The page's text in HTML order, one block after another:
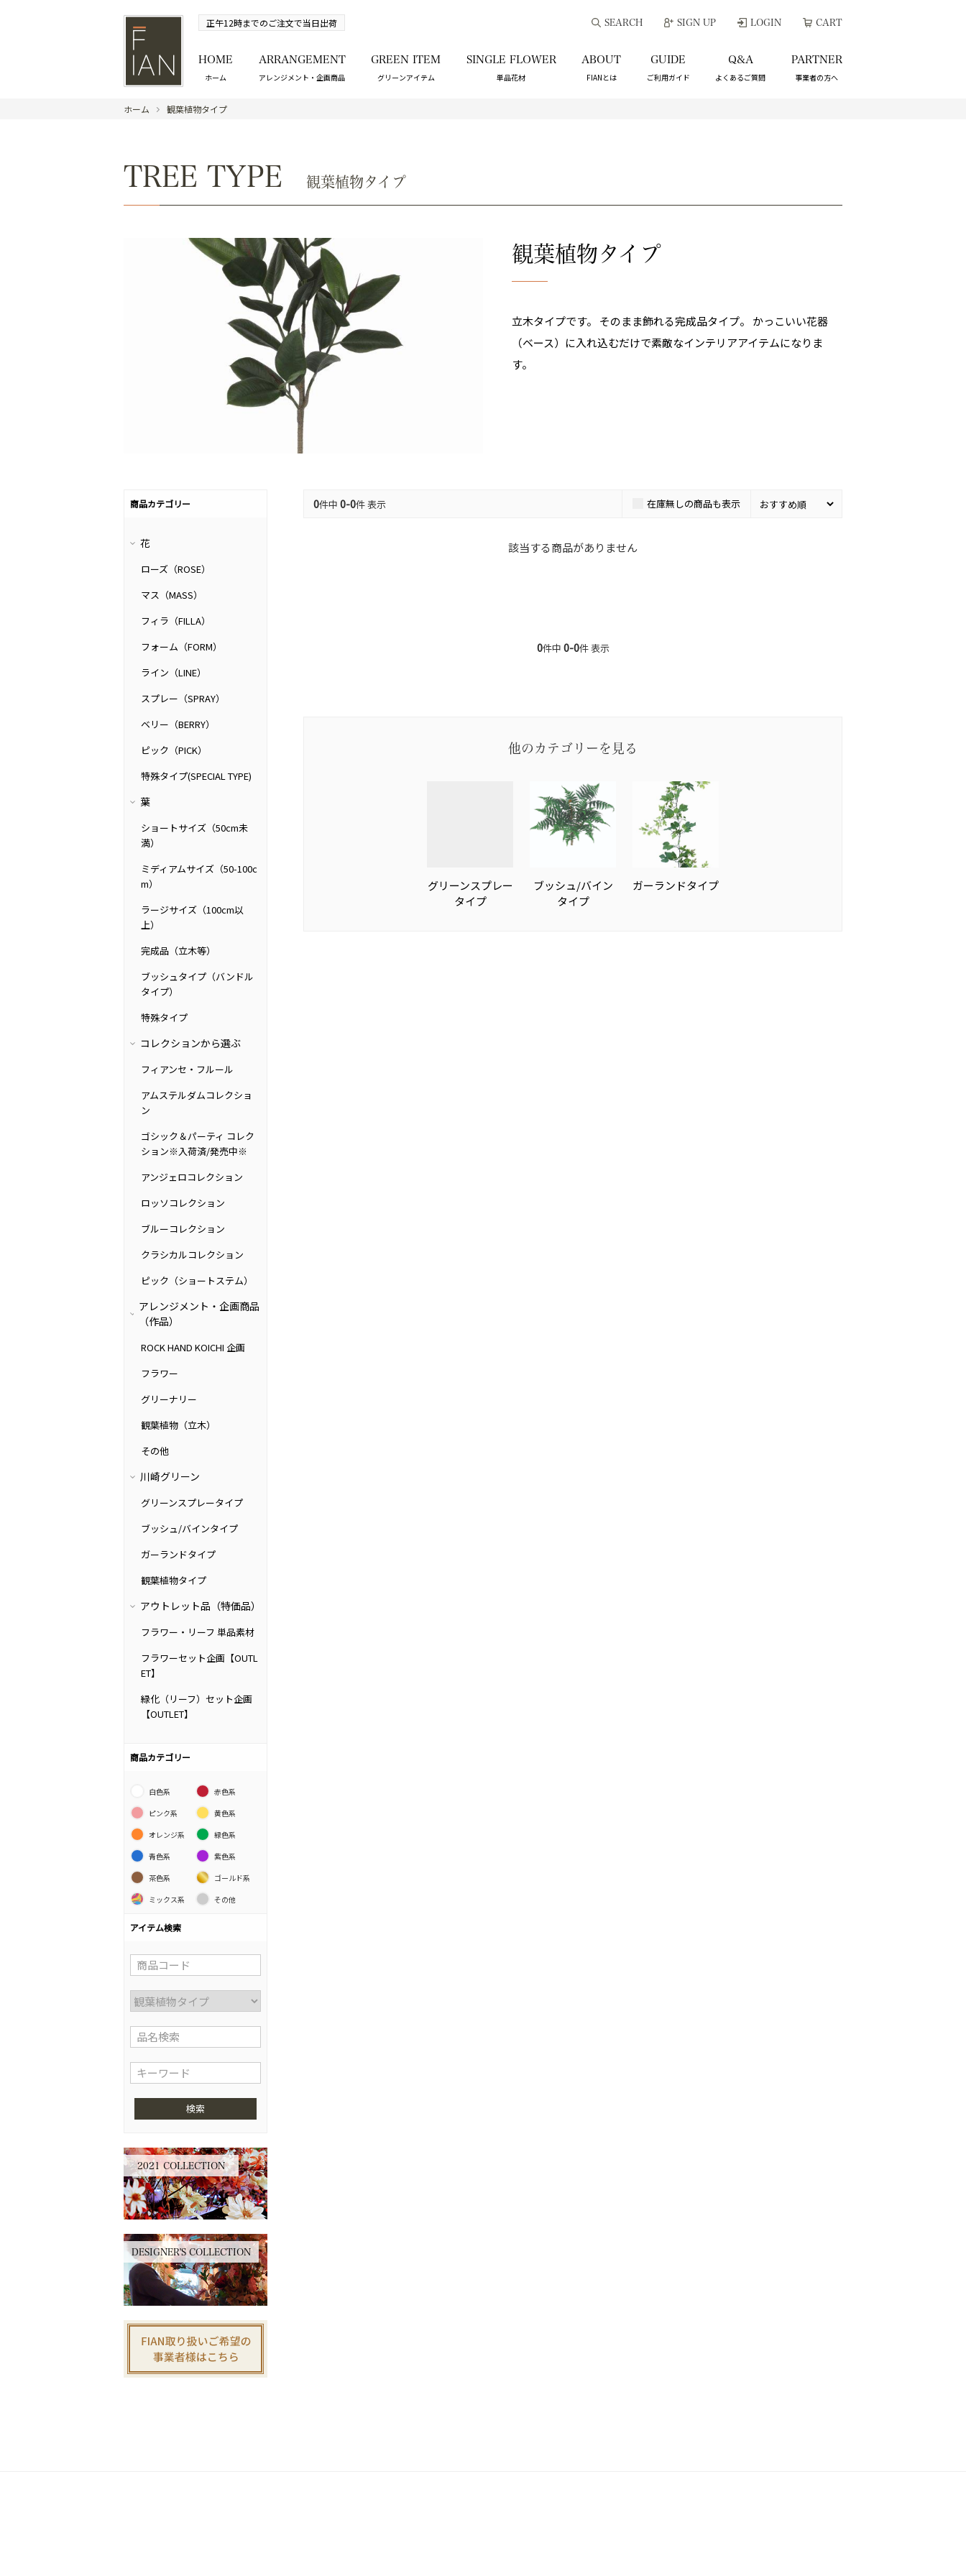
正午12時までのご注文で当日出荷 SEARCH SIGN UP LOGIN CART
HOME
ホーム
ARRANGEMENT
アレンジメント・企画商品
GREEN ITEM
グリーンアイテム
SINGLE FLOWER
単品花材
ABOUT
FIANとは
GUIDE
ご利用ガイド
Q&A
よくあるご質問
PARTNER
事業者の方へ
ホーム 観葉植物タイプ
TREE TYPE 観葉植物タイプ
観葉植物タイプ
立木タイプです。 そのまま飾れる完成品タイプ。 かっこいい花器
（ベース）に入れ込むだけで素敵なインテリアアイテムになりま
す。
商品カテゴリー
花
ローズ（ROSE）
マス（MASS）
フィラ（FILLA）
フォーム（FORM）
ライン（LINE）
スプレー（SPRAY）
ベリー（BERRY）
ピック（PICK）
特殊タイプ(SPECIAL TYPE)
葉
ショートサイズ（50cm未
満）
ミディアムサイズ（50-100c
m）
ラージサイズ（100cm以
上）
完成品（立木等）
ブッシュタイプ（バンドル
タイプ）
特殊タイプ
コレクションから選ぶ
フィアンセ・フルール
アムステルダムコレクショ
ン
ゴシック＆パーティ コレク
ション※入荷済/発売中※
アンジェロコレクション
ロッソコレクション
ブルーコレクション
クラシカルコレクション
ピック（ショートステム）
アレンジメント・企画商品
（作品）
ROCK HAND KOICHI 企画
フラワー
グリーナリー
観葉植物（立木）
その他
川崎グリーン
グリーンスプレータイプ
ブッシュ/バインタイプ
ガーランドタイプ
観葉植物タイプ
アウトレット品（特価品）
フラワー・リーフ 単品素材
フラワーセット企画【OUTL
ET】
緑化（リーフ）セット企画
【OUTLET】
商品カテゴリー
白色系
赤色系
ピンク系
黄色系
オレンジ系
緑色系
青色系
紫色系
茶色系
ゴールド系
ミックス系
その他
アイテム検索
検索
2021 COLLECTION
DESIGNER'S COLLECTION
0件中 0-0件 表示 在庫無しの商品も表示
該当する商品がありません
0件中 0-0件 表示
他のカテゴリーを見る
グリーンスプレー
タイプ
ブッシュ/バイン
タイプ
ガーランドタイプ